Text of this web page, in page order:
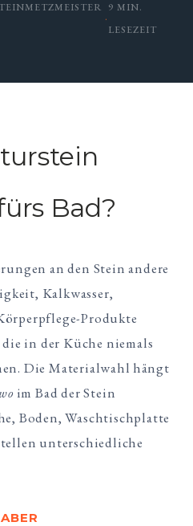
·
9 MIN.
LESEZEIT
Bad?
an den Stein andere
Kalkwasser,
Produkte
in der Küche niemals
Die Materialwahl hängt
wo im Bad der Stein
Boden, Waschtischplatte
unterschiedliche